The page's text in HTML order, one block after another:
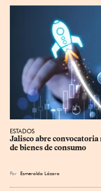
ESTADOS
Jalisco abre
de bienes de consumo
Por Esmeralda Lázaro